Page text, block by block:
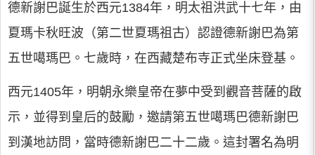
德新謝巴誕生於西元1384年，明太祖洪武十七年，由
夏瑪卡秋旺波（第二世夏瑪祖古）認證德新謝巴為第
五世噶瑪巴。七歲時，在西藏楚布寺正式坐床登基。
西元1405年，明朝永樂皇帝在夢中受到觀音菩薩的啟
示，並得到皇后的鼓勵，邀請第五世噶瑪巴德新謝巴
到漢地訪問，當時德新謝巴二十二歲。這封署名為明